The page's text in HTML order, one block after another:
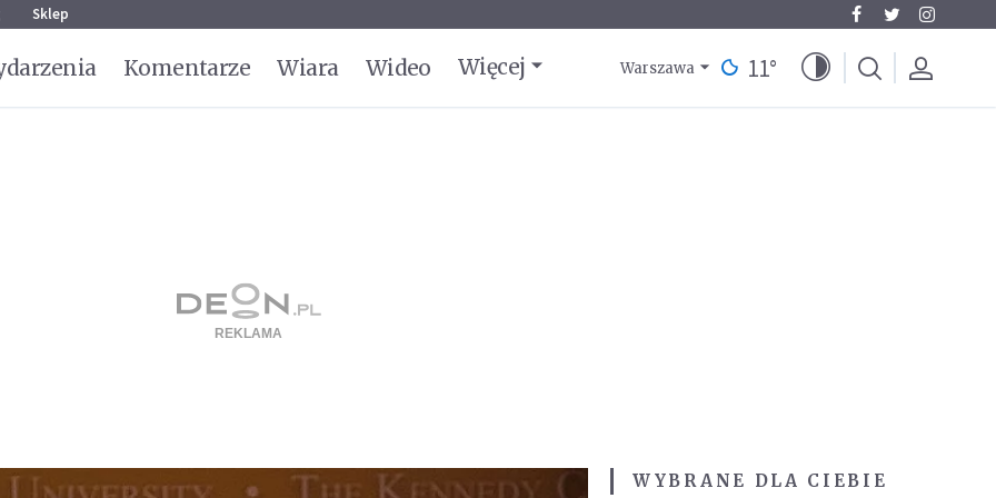
Sklep
Komentarze Wiara Wideo Więcej Warszawa 11°
WYBRANE DLA CIEBIE